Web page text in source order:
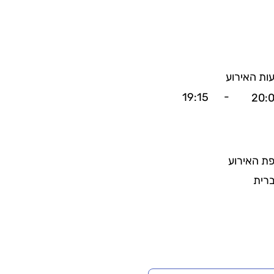
האירוע
19:15
-
האירוע